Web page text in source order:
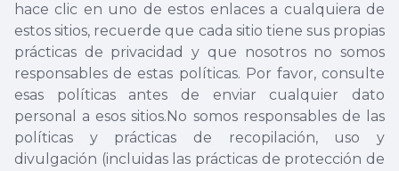
hace clic en uno de estos enlaces a cualquiera de
estos sitios, recuerde que cada sitio tiene sus propias
prácticas de privacidad y que nosotros no somos
responsables de estas políticas. Por favor, consulte
esas políticas antes de enviar cualquier dato
personal a esos sitios.No somos responsables de las
políticas y prácticas de recopilación, uso y
divulgación (incluidas las prácticas de protección de